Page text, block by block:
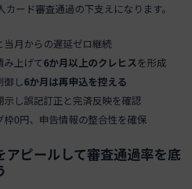
ード審査通過の下支えになります。
当月からの遅延ゼロ継続
み上げて6か月以上のクレヒスを形成
御し6か月は再申込を控える
示し誤記訂正と完済反映を確認
枠0円、申告情報の整合性を確保
アピールして審査通過率を底